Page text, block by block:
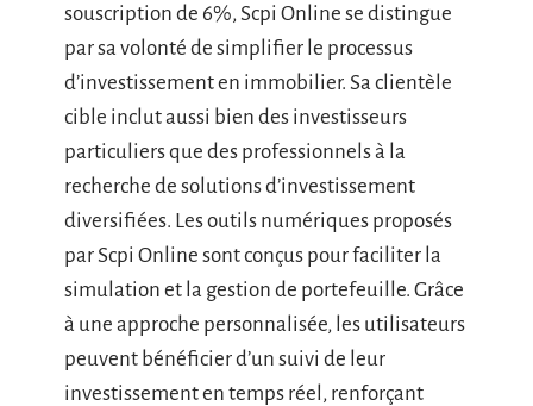
souscription de 6%, Scpi Online se distingue
par sa volonté de simplifier le processus
d’investissement en immobilier. Sa clientèle
cible inclut aussi bien des investisseurs
particuliers que des professionnels à la
recherche de solutions d’investissement
diversifiées. Les outils numériques proposés
par Scpi Online sont conçus pour faciliter la
simulation et la gestion de portefeuille. Grâce
à une approche personnalisée, les utilisateurs
peuvent bénéficier d’un suivi de leur
investissement en temps réel, renforçant